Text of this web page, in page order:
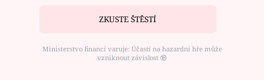
ZKUSTE ŠTĚSTÍ
Ministerstvo financí varuje: Účastí na hazardní hře může
vzniknout závislost ⑱